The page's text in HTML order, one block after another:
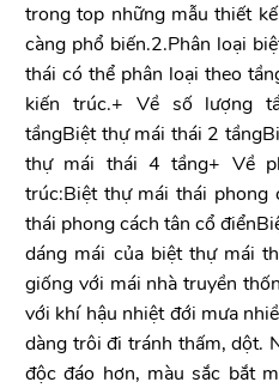
trong top những mẫu thiết
càng phổ biến.2.Phân loại
thái có thể phân loại theo
kiến trúc.+ Về số lượng
tầngBiệt thự mái thái 2
thự mái thái 4 tầng+ Về
trúc:Biệt thự mái thái phong
thái phong cách tân cổ
dáng mái của biệt thự mái
giống với mái nhà truyền
với khí hậu nhiệt đới mưa
dàng trôi đi tránh thấm, dột.
độc đáo hơn, màu sắc bắt